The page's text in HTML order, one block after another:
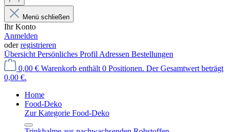
Menü schließen
Ihr Konto
Anmelden
oderregistrieren
Übersicht Persönliches Profil Adressen Bestellungen
0,00 € Warenkorb enthält 0 Positionen. Der Gesamtwert beträgt
0,00 €.
Home
Food-Deko
Zur Kategorie Food-Deko